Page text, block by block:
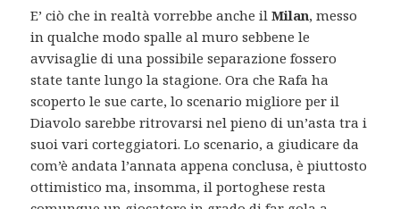
E’ ciò che in realtà vorrebbe anche ilMilan, messo
in qualche modo spalle al muro sebbene le
avvisaglie di una possibile separazione fossero
state tante lungo la stagione. Ora che Rafa ha
scoperto le sue carte, lo scenario migliore per il
Diavolo sarebbe ritrovarsi nel pieno di un’asta tra i
suoi vari corteggiatori. Lo scenario, a giudicare da
com’è andata l’annata appena conclusa, è piuttosto
ottimistico ma, insomma, il portoghese resta